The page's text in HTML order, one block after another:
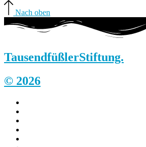
Nach oben
TausendfüßlerStiftung.
© 2026